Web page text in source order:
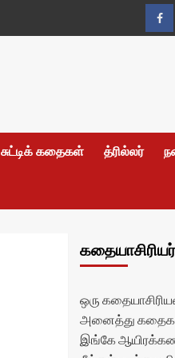
சுட்டிக் கதைகள் த்ரில்லர்
ஒரு
அனைத்து
இங்கே